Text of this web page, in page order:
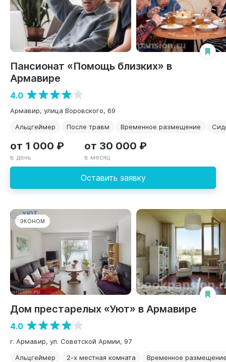
Пансионат «Помощь близких» в
Армавире
4.0
Армавир, улица Воровского, 69
Альцгеймер
После травм Временное размещение
Оставить заявку
от 1 000 ₽
в день
от 30 000 ₽
в месяц
ЭКОНОМ
Дом престарелых «Уют» в Армавире
4.0
г. Армавир, ул. Советской Армии, 97
Альцгеймер
2-х местная комната Временное